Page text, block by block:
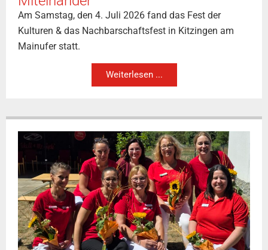
Am Samstag, den 4. Juli 2026 fand das Fest der
Kulturen & das Nachbarschaftsfest in Kitzingen am
Mainufer statt.
Weiterlesen ...